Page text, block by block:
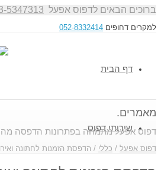
ברוכים הבאים לדפוס אפעל 5347313
למקרים דחופים 052-8332414
דף הבית
שירותי דפוס
מאמרים.
דפוס אפעל מתמחה בפתרונות הדפסה
דפוס אפעל / כללי / הדפסת הזמנות לחתונה